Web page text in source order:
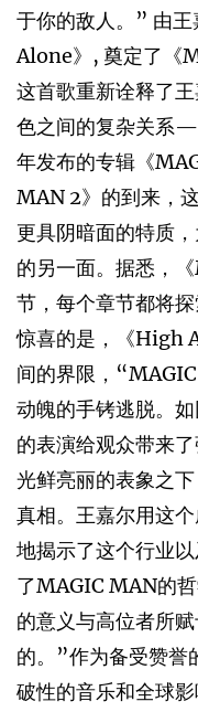
于你的敌⼈。” 由
Alone》, 奠定了《
这首歌重新诠释了
色之间的复杂关系
年发布的专辑《
MAN 2》的到来，
更具阴暗面的特质
的另一面。据悉，
节，每个章节都将
惊喜的是，《High
间的界限，
动魄的手铐逃脱。
的表演给观众带来
光鲜亮丽的表象之
真相。王嘉尔用这
地揭示了这个行业
了MAGIC MAN的
的意义与高位者所
的。”作为备受赞誉
破性的音乐和全球